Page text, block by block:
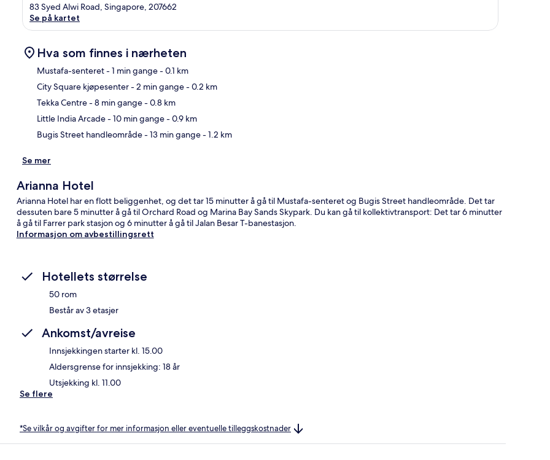
83 Syed Alwi Road, Singapore, 207662
Se på kartet
Hva som finnes i nærheten
Mustafa-senteret- 1 min gange- 0.1 km
City Square kjøpesenter- 2 min gange- 0.2 km
Tekka Centre- 8 min gange- 0.8 km
Little India Arcade- 10 min gange- 0.9 km
Bugis Street handleområde- 13 min gange- 1.2 km
Se mer
Arianna Hotel
Arianna Hotel har en flott beliggenhet, og det tar 15 minutter å gå til Mustafa-senteret og Bugis Street handleområde. Det tar
dessuten bare 5 minutter å gå til Orchard Road og Marina Bay Sands Skypark. Du kan gå til kollektivtransport: Det tar 6 minutter
å gå til Farrer park stasjon og 6 minutter å gå til Jalan Besar T-banestasjon.
Informasjon om avbestillingsrett
Hotellets størrelse
50 rom
Består av 3 etasjer
Ankomst/avreise
Innsjekkingen starter kl. 15.00
Aldersgrense for innsjekking: 18 år
Utsjekking kl. 11.00
Se flere
*Se vilkår og avgifter for mer informasjon eller eventuelle tilleggskostnader